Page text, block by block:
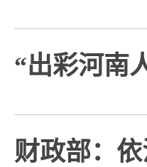
“出彩河南
财政部：